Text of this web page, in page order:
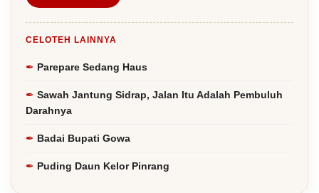
CELOTEH LAINNYA
Parepare Sedang Haus
Sawah Jantung Sidrap, Jalan Itu Adalah Pembuluh
Darahnya
Badai Bupati Gowa
Puding Daun Kelor Pinrang